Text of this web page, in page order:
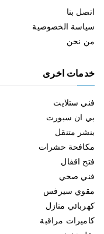
اتصل بنا
سياسة الخصوصية
من نحن
خدمات اخرى
فني ستلايت
بي ان سبورت
بنشر متنقل
مكافحة حشرات
فتح اقفال
فني صحي
مقوي سيرفس
كهربائي منازل
كاميرات مراقبة